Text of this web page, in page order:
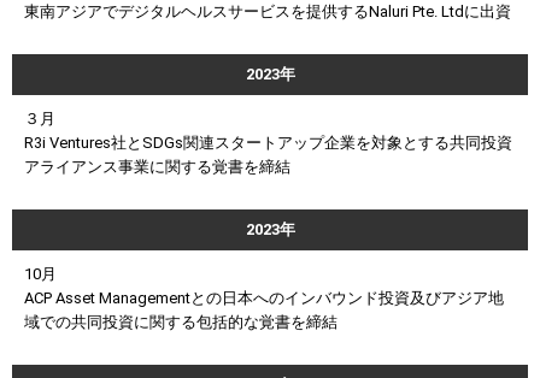
東南アジアでデジタルヘルスサービスを提供するNaluri Pte. Ltdに出資
2023年
３月
R3i Ventures社とSDGs関連スタートアップ企業を対象とする共同投資
アライアンス事業に関する覚書を締結
2023年
10月
ACP Asset Managementとの日本へのインバウンド投資及びアジア地
域での共同投資に関する包括的な覚書を締結